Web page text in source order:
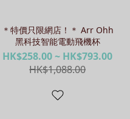
＊特價只限網店！＊ Arr Ohh
黑科技智能電動飛機杯
HK$258.00 ~ HK$793.00
HK$1,088.00